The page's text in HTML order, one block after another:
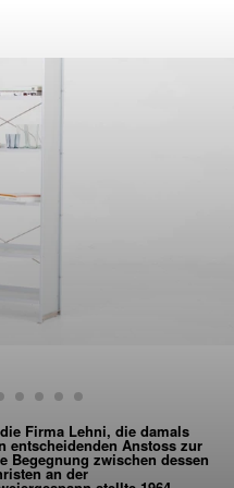
Firma Lehni, die damals
entscheidenden Anstoss zur
Begegnung zwischen dessen
an der